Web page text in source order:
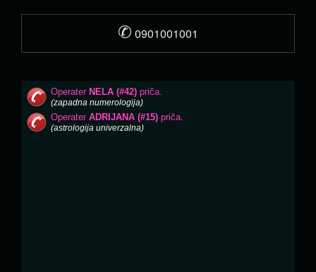
✆ 0901001001